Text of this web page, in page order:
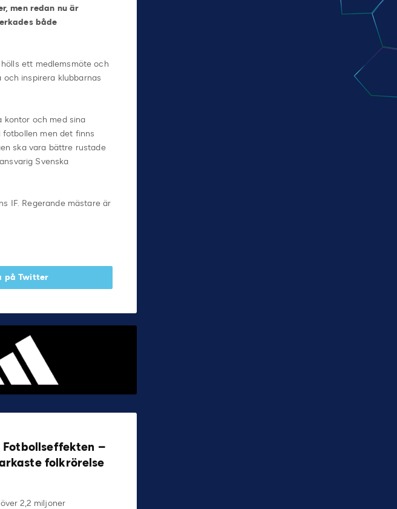
men redan nu är
både
ett medlemsmöte och
inspirera klubbarnas
kontor och med sina
men det finns
ska vara bättre rustade
Svenska
IF. Regerande mästare är
på Twitter
–
folkrörelse
2,2 miljoner